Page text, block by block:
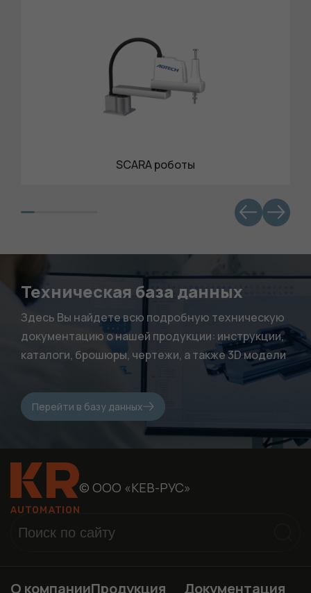
SCARA роботы
Техническая база данных
Здесь Вы найдете всю подробную техническую
документацию о нашей продукции: инструкции,
каталоги, брошюры, чертежи, а также 3D модели
Перейти в базу данных
© ООО «КЕВ-РУС»
О компанииПродукция Документация
Обязательные
нужны, чтобы
сайт работал.